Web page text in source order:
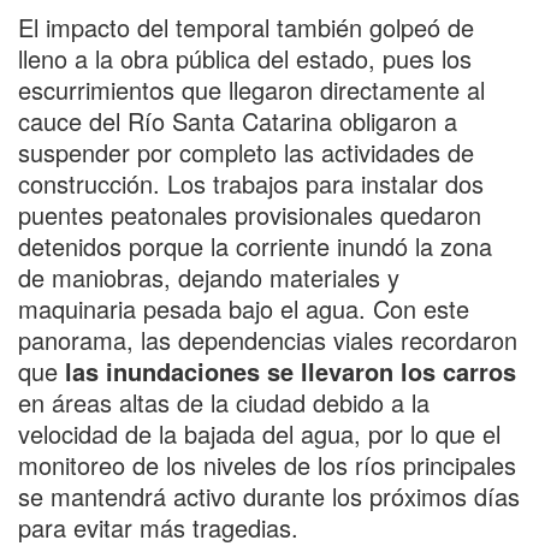
El impacto del temporal también golpeó de
lleno a la obra pública del estado, pues los
escurrimientos que llegaron directamente al
cauce del Río Santa Catarina obligaron a
suspender por completo las actividades de
construcción. Los trabajos para instalar dos
puentes peatonales provisionales quedaron
detenidos porque la corriente inundó la zona
de maniobras, dejando materiales y
maquinaria pesada bajo el agua. Con este
panorama, las dependencias viales recordaron
que las inundaciones se llevaron los carros
en áreas altas de la ciudad debido a la
velocidad de la bajada del agua, por lo que el
monitoreo de los niveles de los ríos principales
se mantendrá activo durante los próximos días
para evitar más tragedias.